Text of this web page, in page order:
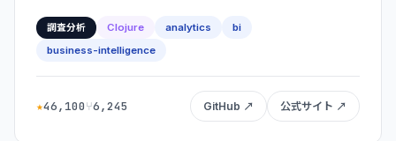
調査分析 Clojure analytics
bi
business-intelligence
★46,100⑂6,245 GitHub ↗ 公式サイト ↗